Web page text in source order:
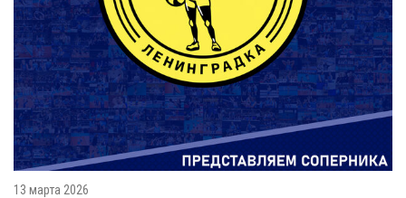
13 марта 2026